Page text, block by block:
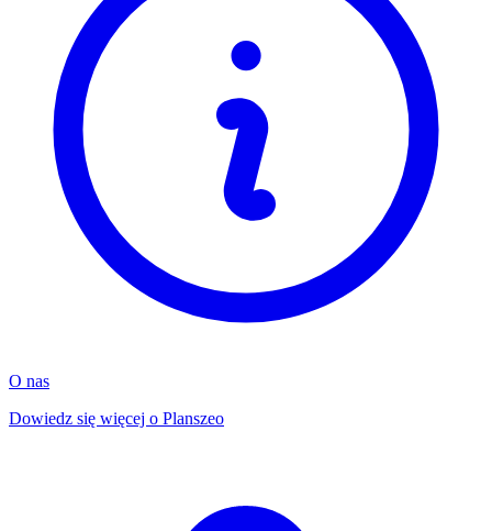
O nas
Dowiedz się więcej o Planszeo